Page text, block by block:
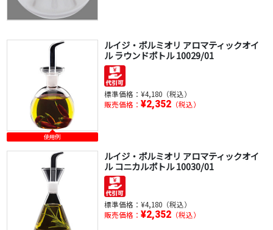
使用例
ルイジ・ボルミオリ アロマティックオイ
ル ラウンドボトル 10029/01
標準価格： ¥4,180（税込）
販売価格： ¥2,352（税込）
ルイジ・ボルミオリ アロマティックオイ
ル コニカルボトル 10030/01
標準価格： ¥4,180（税込）
販売価格： ¥2,352（税込）